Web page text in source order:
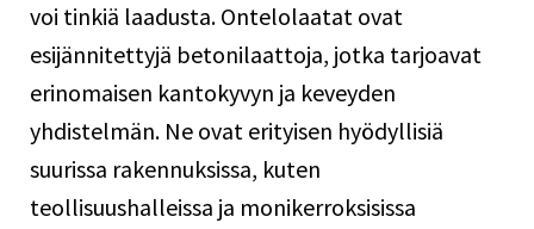
voi tinkiä laadusta. Ontelolaatat ovat
esijännitettyjä betonilaattoja, jotka tarjoavat
erinomaisen kantokyvyn ja keveyden
yhdistelmän. Ne ovat erityisen hyödyllisiä
suurissa rakennuksissa, kuten
teollisuushalleissa ja monikerroksisissa